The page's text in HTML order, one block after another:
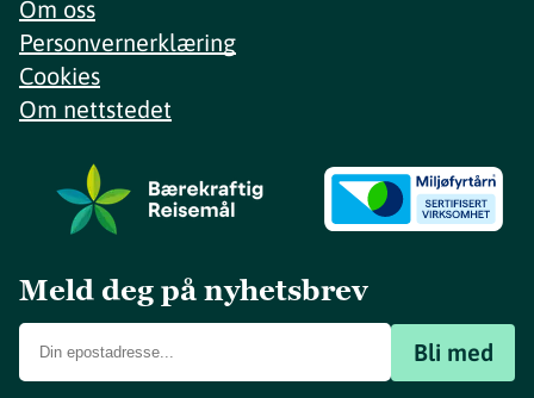
Om oss
Personvernerklæring
Cookies
Om nettstedet
Meld deg på nyhetsbrev
Bli med